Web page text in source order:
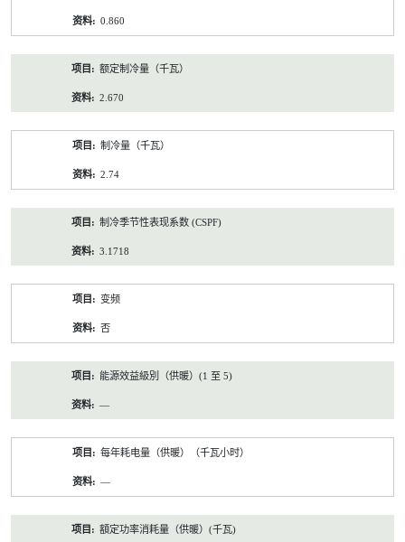
0.860
额定制冷量（千瓦）
2.670
制冷量（千瓦）
2.74
制冷季节性表现系数 (CSPF)
3.1718
变频
否
能源效益級別（供暖）(1 至 5)
—
每年耗电量（供暖）（千瓦小时）
—
額定功率消耗量（供暖）(千瓦)